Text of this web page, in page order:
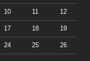
10 11 12
17 18 19
24 25 26